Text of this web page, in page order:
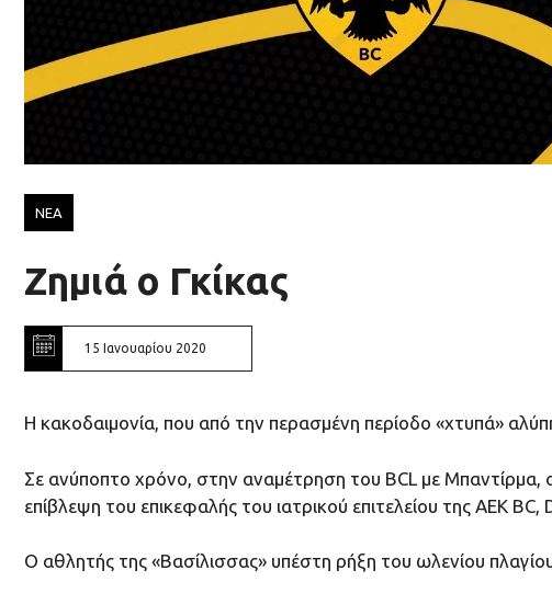
ΝΕΑ
Ζημιά ο Γκίκας
15 Ιανουαρίου 2020
Η κακοδαιμονία, που από την περασμένη περίοδο «χτυπά»
Σε ανύποπτο χρόνο, στην αναμέτρηση του BCL με Μπαντίρμα, ο
επίβλεψη του επικεφαλής του ιατρικού επιτελείου της ΑΕΚ
Ο αθλητής της «Βασίλισσας» υπέστη ρήξη του ωλενίου